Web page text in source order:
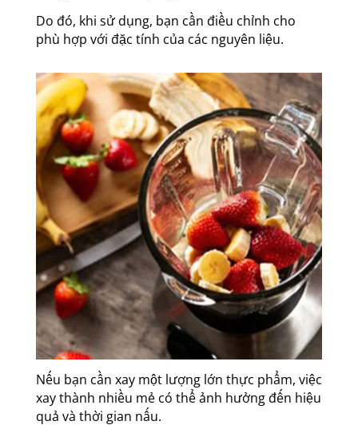
Do đó, khi sử dụng, bạn cần điều chỉnh cho
phù hợp với đặc tính của các nguyên liệu.
Nếu bạn cần xay một lượng lớn thực phẩm, việc
xay thành nhiều mẻ có thể ảnh hưởng đến hiệu
quả và thời gian nấu.